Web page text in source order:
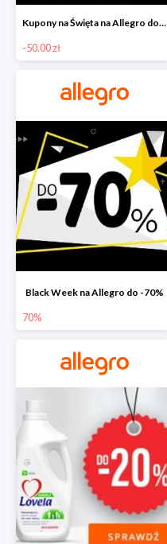
Kupony na Święta na Allegro do -50 zł
-50.00 zł
Black Week na Allegro do -70%
70%